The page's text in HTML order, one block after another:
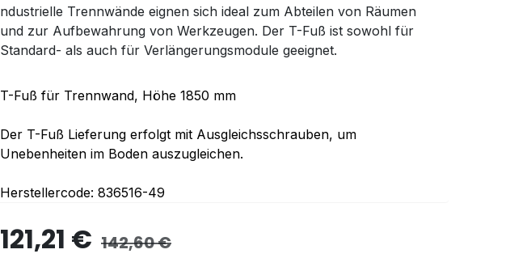
ndustrielle Trennwände eignen sich ideal zum Abteilen von Räumen
und zur Aufbewahrung von Werkzeugen. Der T-Fuß ist sowohl für
Standard- als auch für Verlängerungsmodule geeignet.
T-Fuß für Trennwand, Höhe 1850 mm
Der T-Fuß Lieferung erfolgt mit Ausgleichsschrauben, um
Unebenheiten im Boden auszugleichen.
Herstellercode: 836516-49
121,21 € 142,60€